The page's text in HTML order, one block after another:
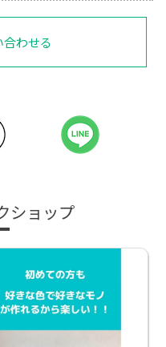
わせる
ショップ